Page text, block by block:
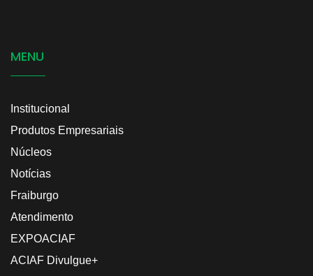
MENU
Institucional
Produtos Empresariais
Núcleos
Notícias
Fraiburgo
Atendimento
EXPOACIAF
ACIAF Divulgue+